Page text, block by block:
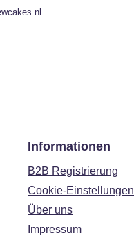
Informationen
B2B Registrierung
Cookie-Einstellungen
Über uns
Impressum